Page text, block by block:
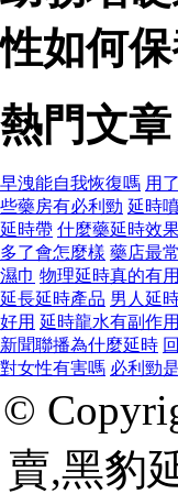
性如何
熱門文章
早洩能自我恢復嗎 用
些藥房有必利勁 延時
延時帶 什麼藥延時效
多了會怎麼樣 藥店最
濕巾 物理延時真的有
延長延時產品 男人延
好用 延時龍水有副作
新聞聯播為什麼延時
對女性有害嗎 必利勁
©
賣,黑豹